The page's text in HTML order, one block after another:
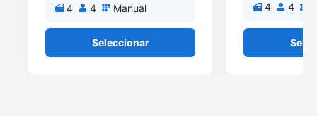
4 4 Manual
Seleccionar
4 4